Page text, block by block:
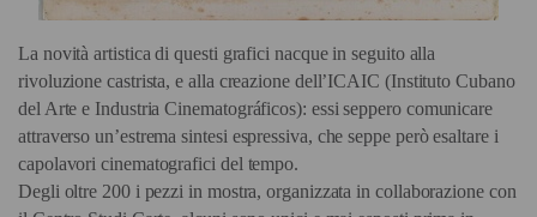
La novità artistica di questi grafici nacque in seguito alla
rivoluzione castrista, e alla creazione dell’ICAIC (Instituto Cubano
del Arte e Industria Cinematográficos): essi seppero comunicare
attraverso un’estrema sintesi espressiva, che seppe però esaltare i
capolavori cinematografici del tempo.
Degli oltre 200 i pezzi in mostra, organizzata in collaborazione con